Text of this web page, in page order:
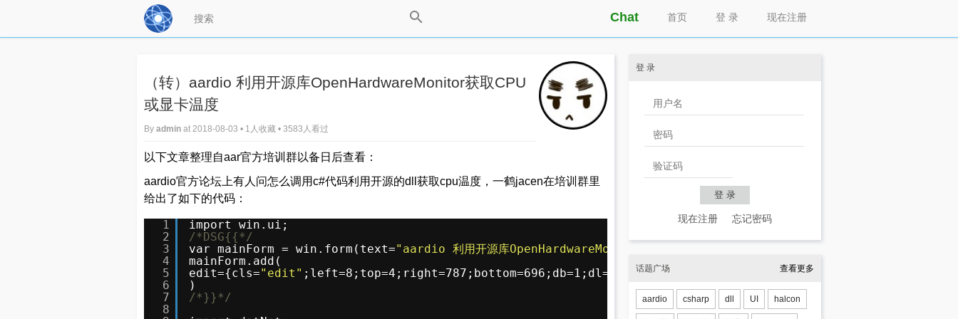
现在注册
登 录
首页
Chat
（转）aardio 利用开源库OpenHardwareMonitor获取CPU
或显卡温度
By admin at 2018-08-03 • 1人收藏 • 3583人看过
以下文章整理自aar官方培训群以备日后查看：
aardio官方论坛上有人问怎么调用c#代码利用开源的dll获取cpu温度，一鹤jacen在培训群里
给出了如下的代码：
1
2
3
4
5
6
7
8
import win.ui;
/*DSG{{*/
var mainForm = win.form(text="aardio 利用开源库OpenHardwareMonitor获取CPU或显卡温度"
mainForm.add(
edit={cls="edit" ;left=8;top=4;right=787;bottom=696;db=1;dl=1;dr=1;dt=1;edge=1;multiline=1;z=1}
)
/*}}*/
登 录
现在注册 忘记密码
话题广场 查看更多
aardio csharp dll UI halcon